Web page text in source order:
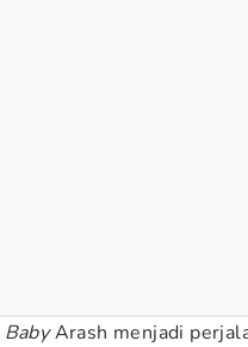
BabyArash menjadi